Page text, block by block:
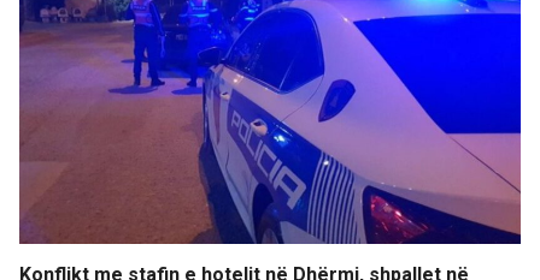
Konflikt me stafin e hotelit në Dhërmi, shpallet në